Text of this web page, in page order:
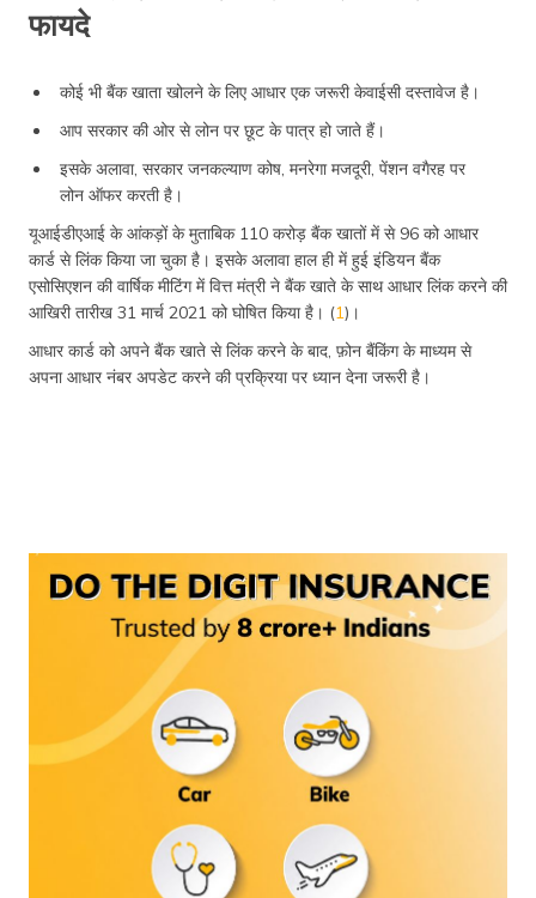
फायदे
कोई भी बैंक खाता खोलने के लिए आधार एक जरूरी केवाईसी दस्तावेज है।
आप सरकार की ओर से लोन पर छूट के पात्र हो जाते हैं।
इसके अलावा, सरकार जनकल्याण कोष, मनरेगा मजदूरी, पेंशन वगैरह पर
लोन ऑफर करती है।
यूआईडीएआई के आंकड़ों के मुताबिक 110 करोड़ बैंक खातों में से 96 को आधार
कार्ड से लिंक किया जा चुका है। इसके अलावा हाल ही में हुई इंडियन बैंक
एसोसिएशन की वार्षिक मीटिंग में वित्त मंत्री ने बैंक खाते के साथ आधार लिंक करने की
आखिरी तारीख 31 मार्च 2021 को घोषित किया है। (1)।
आधार कार्ड को अपने बैंक खाते से लिंक करने के बाद, फ़ोन बैंकिंग के माध्यम से
अपना आधार नंबर अपडेट करने की प्रक्रिया पर ध्यान देना जरूरी है।